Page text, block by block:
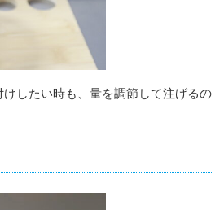
したい時も、量を調節して注げるの